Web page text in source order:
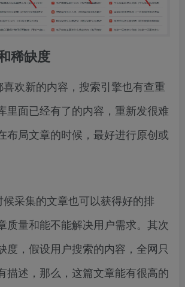
稀缺度
欢新的内容，搜索引擎也有查重
里面已经有了的内容，重新发很难
布局文章的时候，最好进行原创或
采集的文章也可以获得好的排
质量和能不能解决用户需求。其次
度，假设用户搜索的内容，全网只
描述，那么，这篇文章能有很高的